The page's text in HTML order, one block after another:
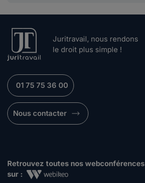
Juritravail, nous rendons
le droit plus simple !
01 75 75 36 00
Nous contacter
Retrouvez toutes nos webconférences
sur :